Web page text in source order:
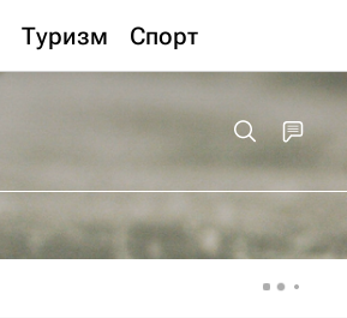
Туризм Спорт